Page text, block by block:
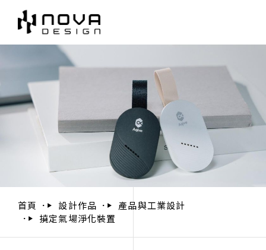
首頁 設計作品
產品與工業設計
撓定氣場淨化裝置